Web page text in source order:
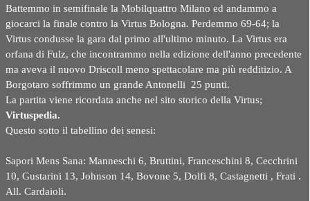
Battemmo in semifinale la Mobilquattro Milano ed andammo a
giocarci la finale contro la Virtus Bologna. Perdemmo 69-64; la
Virtus condusse la gara dal primo all'ultimo minuto. La Virtus era
orfana di Fulz, che incontrammo nella edizione dell'anno precedente
ma aveva il nuovo Driscoll meno spettacolare ma più redditizio. A
Borgotaro soffrimmo un grande Antonelli 25 punti.
La partita viene ricordata anche nel sito storico della Virtus;
Virtuspedia.
Questo sotto il tabellino dei senesi:
Sapori Mens Sana: Manneschi 6, Bruttini, Franceschini 8, Cecchrini
10, Gustarini 13, Johnson 14, Bovone 5, Dolfi 8, Castagnetti , Frati .
All. Cardaioli.